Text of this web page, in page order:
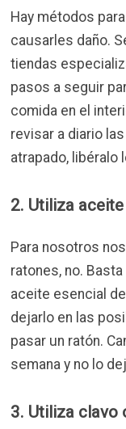
Hay métodos
causarles daño.
tiendas
pasos a seguir
comida en el
revisar a diario
atrapado, libéralo
2. Utiliza
Para nosotros
ratones, no.
aceite esencial
dejarlo en las
pasar un ratón.
semana y no lo
3. Utiliza clavo